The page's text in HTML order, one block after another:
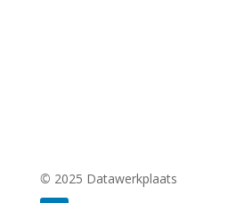
© 2025 Datawerkplaats